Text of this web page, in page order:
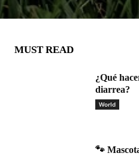
MUST READ
¿Qué
diarrea?
World
🐾